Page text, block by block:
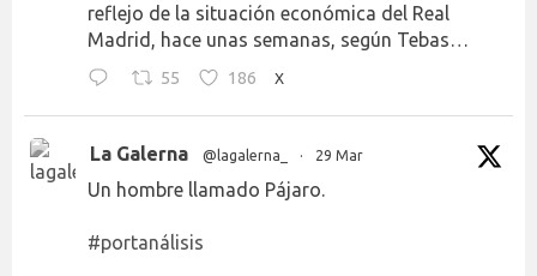
reflejo de la situación económica del Real
Madrid, hace unas semanas, según Tebas…
55 186 X
La Galerna @lagalerna_ · 29 Mar
Un hombre llamado Pájaro.
#portanálisis